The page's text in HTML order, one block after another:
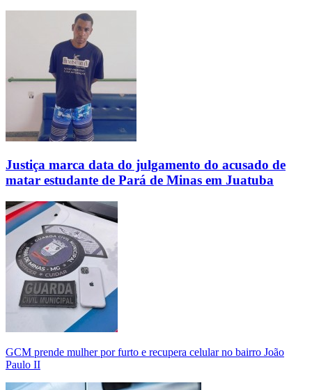
Justiça marca data do julgamento do acusado de
matar estudante de Pará de Minas em Juatuba
GCM prende mulher por furto e recupera celular no bairro João
Paulo II